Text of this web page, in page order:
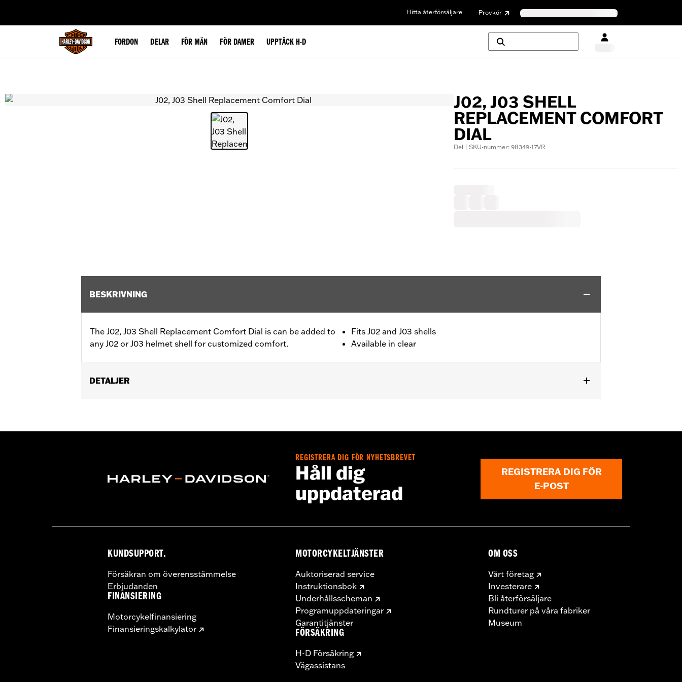
Hitta återförsäljare Provkör
FORDON DELAR FÖR MÄN FÖR DAMER UPPTÄCK H-D
J02, J03 SHELL
REPLACEMENT COMFORT
DIAL
Del | SKU-nummer: 98349-17VR
BESKRIVNING
The J02, J03 Shell Replacement Comfort Dial is can be added to
any J02 or J03 helmet shell for customized comfort.
Fits J02 and J03 shells
Available in clear
DETALJER
WARRANTY:90 day limited warranty – Go towww.h-d.com/warrantyfor full details
REGISTRERA DIG FÖR NYHETSBREVET
Håll dig
uppdaterad
REGISTRERA DIG FÖR
E-POST
KUNDSUPPORT.
Försäkran om överensstämmelse
Erbjudanden
FINANSIERING
Motorcykelfinansiering
Finansieringskalkylator
MOTORCYKELTJÄNSTER
Auktoriserad service
Instruktionsbok
Underhållsscheman
Programuppdateringar
Garantitjänster
FÖRSÄKRING
H-D Försäkring
Vägassistans
OM OSS
Vårt företag
Investerare
Bli återförsäljare
Rundturer på våra fabriker
Museum